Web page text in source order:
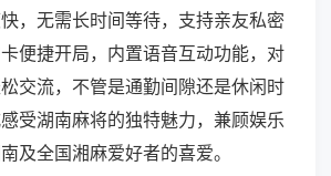
，无需长时间等待，支持亲友私密
便捷开局，内置语音互动功能，对
交流，不管是通勤间隙还是休闲时
受湖南麻将的独特魅力，兼顾娱乐
及全国湘麻爱好者的喜爱。